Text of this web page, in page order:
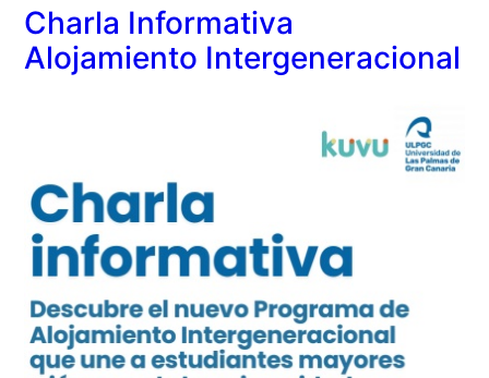
Charla Informativa
Alojamiento Intergeneracional